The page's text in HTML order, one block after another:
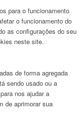
para o funcionamento
o funcionamento do
as configurações do seu
neste site.
de forma agregada
sendo usado ou a
nos ajudar a
de aprimorar sua